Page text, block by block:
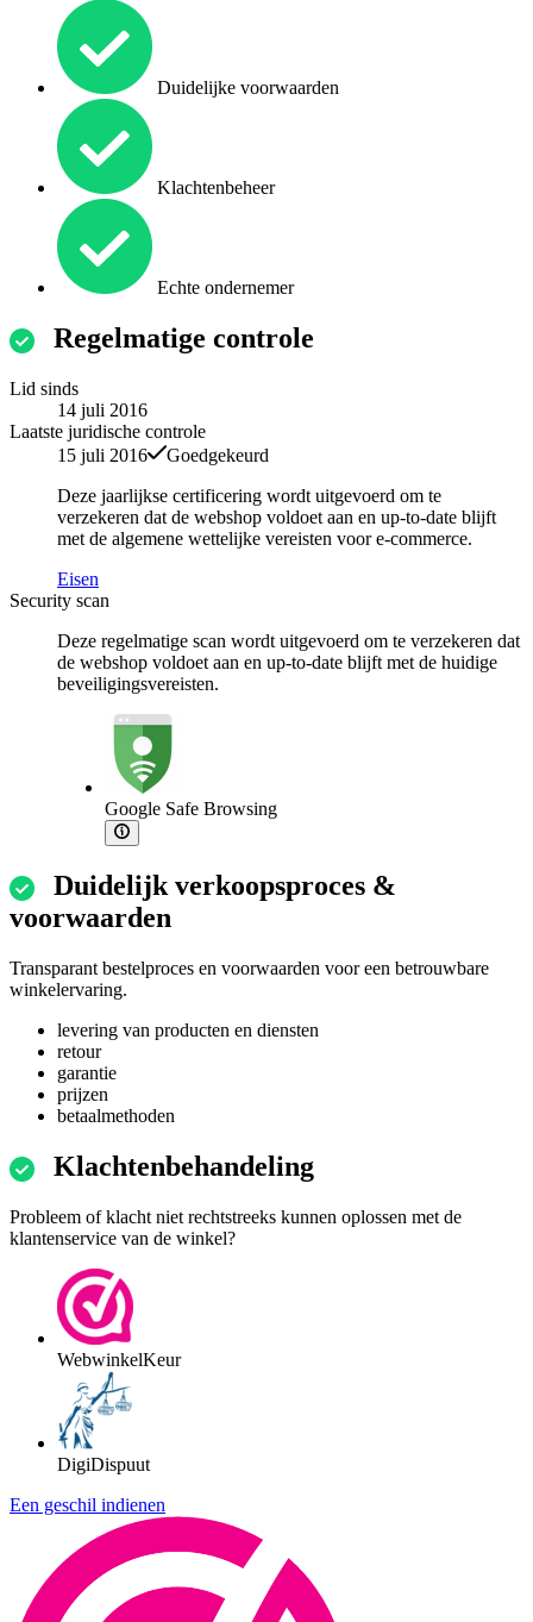
Duidelijke voorwaarden
Klachtenbeheer
Echte ondernemer
Regelmatige controle
Lid sinds
14 juli 2016
Laatste juridische controle
15 juli 2016
Goedgekeurd
Deze jaarlijkse certificering wordt uitgevoerd om te
verzekeren dat de webshop voldoet aan en up-to-date blijft
met de algemene wettelijke vereisten voor e-commerce.
Eisen
Security scan
Deze regelmatige scan wordt uitgevoerd om te verzekeren dat
de webshop voldoet aan en up-to-date blijft met de huidige
beveiligingsvereisten.
Google Safe Browsing
Duidelijk verkoopsproces &
voorwaarden
Transparant bestelproces en voorwaarden voor een betrouwbare
winkelervaring.
levering van producten en diensten
retour
garantie
prijzen
betaalmethoden
Klachtenbehandeling
Probleem of klacht niet rechtstreeks kunnen oplossen met de
klantenservice van de winkel?
WebwinkelKeur
DigiDispuut
Een geschil indienen